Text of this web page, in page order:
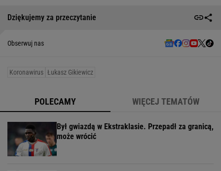
Dziękujemy za przeczytanie
Obserwuj nas
Koronawirus Łukasz Gikiewicz
POLECAMY WIĘCEJ TEMATÓW
Był gwiazdą w Ekstraklasie. Przepadł za granicą,
może wrócić